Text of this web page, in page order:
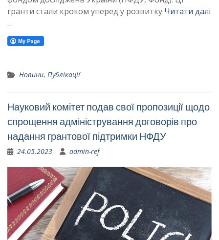
гранти стали кроком уперед у розвитку Читати далі
…
Новини, Публікації
Науковий комітет подав свої пропозиції щодо
спрощення адміністрування договорів про
надання грантової підтримки НФДУ
24.05.2023 admin-ref